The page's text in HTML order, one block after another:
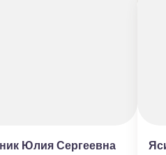
Юлия Сергеевна